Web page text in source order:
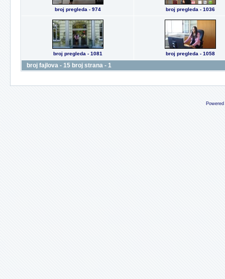
broj pregleda - 974 broj pregleda - 1036
broj pregleda - 1081 broj pregleda - 1058
broj fajlova - 15 broj strana - 1